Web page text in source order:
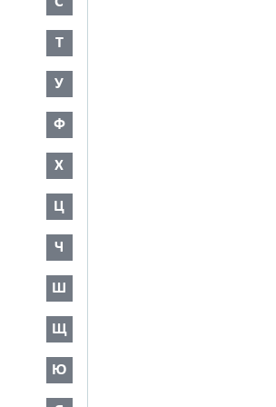
Т
У
Ф
Х
Ц
Ч
Ш
Щ
Ю